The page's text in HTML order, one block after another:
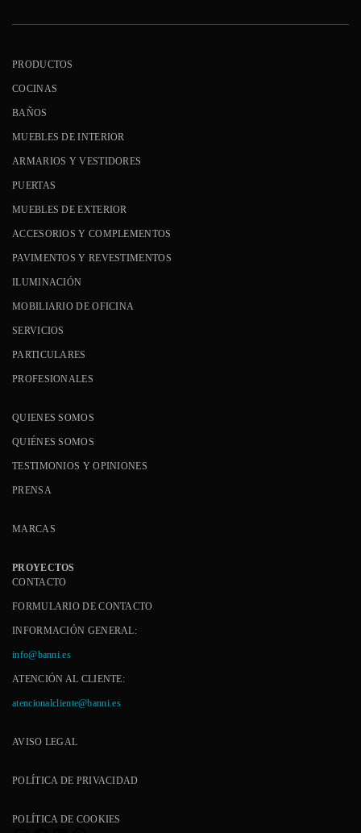
PRODUCTOS
COCINAS
BAÑOS
MUEBLES DE INTERIOR
ARMARIOS Y VESTIDORES
PUERTAS
MUEBLES DE EXTERIOR
ACCESORIOS Y COMPLEMENTOS
PAVIMENTOS Y REVESTIMENTOS
ILUMINACIÓN
MOBILIARIO DE OFICINA
SERVICIOS
PARTICULARES
PROFESIONALES
QUIENES SOMOS
QUIÉNES SOMOS
TESTIMONIOS Y OPINIONES
PRENSA
MARCAS
PROYECTOS
CONTACTO
FORMULARIO DE CONTACTO
INFORMACIÓN GENERAL:
info@banni.es
ATENCIÓN AL CLIENTE:
atencionalcliente@banni.es
AVISO LEGAL
POLÍTICA DE PRIVACIDAD
POLÍTICA DE COOKIES